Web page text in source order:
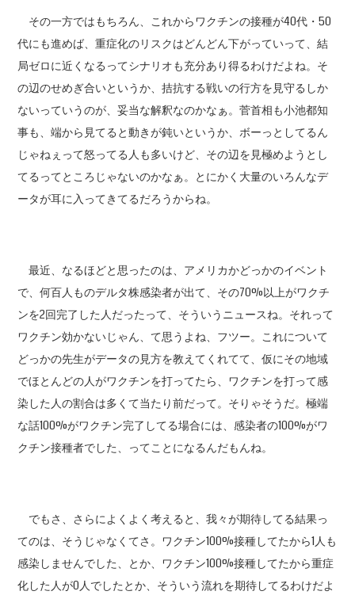
その一方ではもちろん、これからワクチンの接種が40代・50
代にも進めば、重症化のリスクはどんどん下がっていって、結
局ゼロに近くなるってシナリオも充分あり得るわけだよね。そ
の辺のせめぎ合いというか、拮抗する戦いの行方を見守るしか
ないっていうのが、妥当な解釈なのかなぁ。菅首相も小池都知
事も、端から見てると動きが鈍いというか、ボーっとしてるん
じゃねぇって怒ってる人も多いけど、その辺を見極めようとし
てるってところじゃないのかなぁ。とにかく大量のいろんなデ
ータが耳に入ってきてるだろうからね。
最近、なるほどと思ったのは、アメリカかどっかのイベント
で、何百人ものデルタ株感染者が出て、その70%以上がワクチ
ンを2回完了した人だったって、そういうニュースね。それって
ワクチン効かないじゃん、て思うよね、フツー。これについて
どっかの先生がデータの見方を教えてくれてて、仮にその地域
でほとんどの人がワクチンを打ってたら、ワクチンを打って感
染した人の割合は多くて当たり前だって。そりゃそうだ。極端
な話100%がワクチン完了してる場合には、感染者の100%がワ
クチン接種者でした、ってことになるんだもんね。
でもさ、さらによくよく考えると、我々が期待してる結果っ
てのは、そうじゃなくてさ。ワクチン100%接種してたから1人も
感染しませんでした、とか、ワクチン100%接種してたから重症
化した人が0人でしたとか、そういう流れを期待してるわけだよ